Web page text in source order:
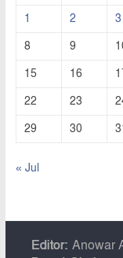
1
2 3
8
9
15
16
22
23
29
30
« Jul
Editor: Anowar